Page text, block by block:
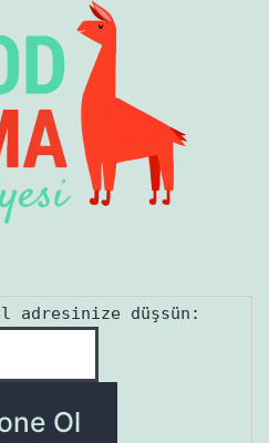
adresinize düşsün: